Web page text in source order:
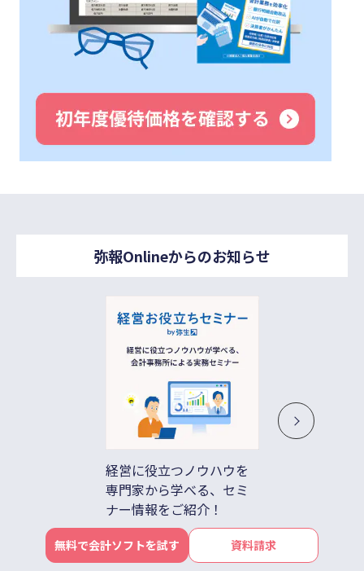
弥報Onlineからのお知らせ
経営に役立つノウハウを
専門家から学べる、セミ
ナー情報をご紹介！
無料で会計ソフトを試す 資料請求